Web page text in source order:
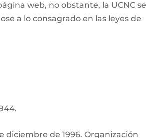
web, no obstante, la UCNC se
a lo consagrado en las leyes de
diciembre de 1996. Organización